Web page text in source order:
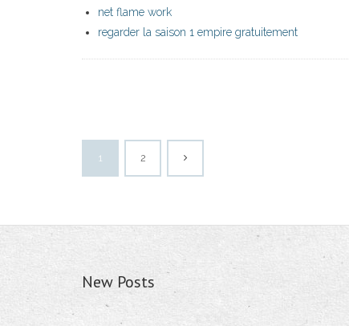
net flame work
regarder la saison 1 empire gratuitement
1 2
New Posts